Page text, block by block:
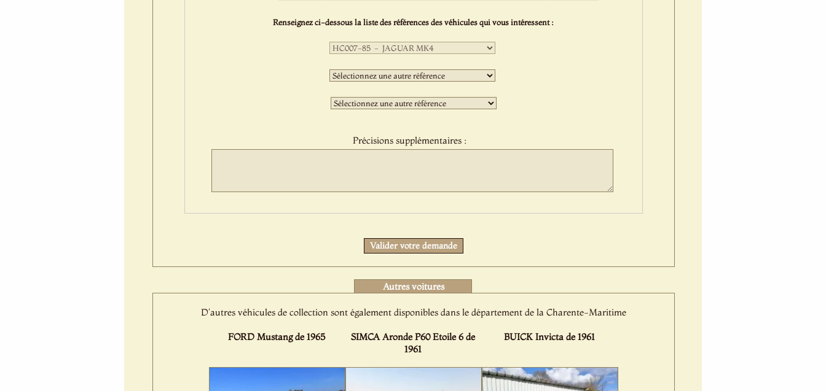
Renseignez ci-dessous la liste des références des véhicules qui vous intéressent :
Première
sélection
:Deuxième
sélection
:Troisième
sélection
Précisions supplémentaires :
Valider votre demande
Autres voitures
D'autres véhicules de collection sont également disponibles dans le département de la Charente-Maritime
FORD Mustang de 1965
SIMCA Aronde P60 Etoile 6 de
1961
BUICK Invicta de 1961